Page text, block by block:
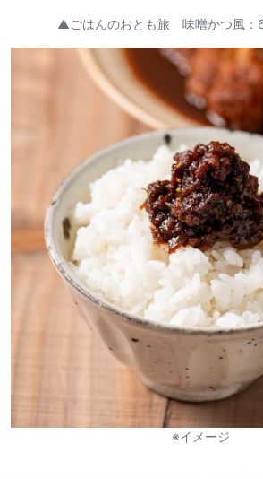
▲ごはんのおとも旅 味噌かつ風：
※イメージ